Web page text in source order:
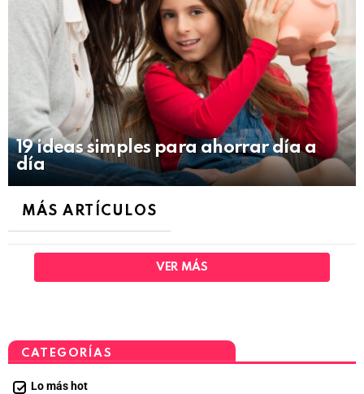
19 ideas simples para ahorrar día a
día
MÁS ARTÍCULOS
VER MÁS
CATEGORÍAS
Lo más hot